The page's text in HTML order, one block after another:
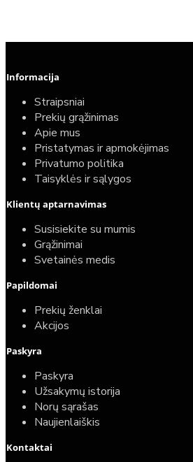
Elektrinio gyvatuko paruošimo
40,00€
25,00€
Informacija
Straipsniai
Prekių grąžinimas
Apie mus
Pristatymas ir apmokėjimas
Privatumo politika
Taisyklės ir sąlygos
Klientų aptarnavimas
Susisiekite su mumis
Grąžinimai
Svetainės medis
Papildomai
Prekių ženklai
Akcijos
Paskyra
Paskyra
Užsakymų istorija
Norų sąrašas
Naujienlaiškis
Kontaktai